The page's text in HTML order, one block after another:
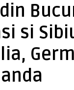
si